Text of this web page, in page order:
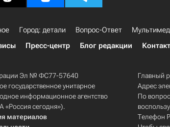
Город: детали Вопрос-Ответ
Пресс-центр Блог редакции
Эл № ФС77-57640
государственное унитарное
информационное агентство
«Россия сегодня»).
материалов
Главный
Адрес
По
Телефон